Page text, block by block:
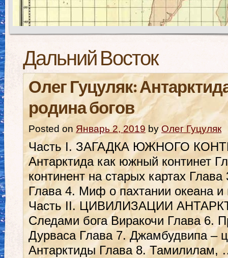
Дальний Восток
Олег Гуцуляк:
родина богов
Posted on Январь 2, 2019 by Олег Гуцуляк
Часть І. ЗАГАДКА ЮЖНОГО
Антарктида как южный континет
континент на старых картах
Глава 4. Миф о пахтании океана и
Часть ІІ. ЦИВИЛИЗАЦИИ
Следами бога Виракочи Глава 6.
Дурваса Глава 7. Джамбудвипа –
Антарктиды Глава 8. Тамилилам,